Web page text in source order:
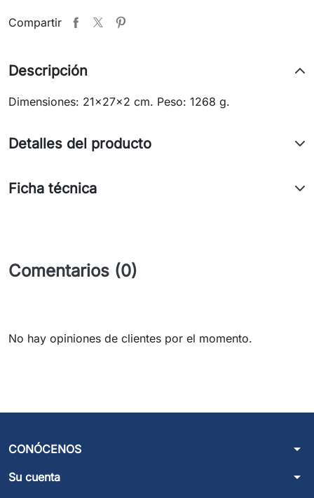
Compartir
Descripción
Dimensiones: 21x27x2 cm. Peso: 1268 g.
Detalles del producto
Ficha técnica
Comentarios (0)
No hay opiniones de clientes por el momento.
CONÓCENOS arrow_drop_down
Su cuenta arrow_drop_down